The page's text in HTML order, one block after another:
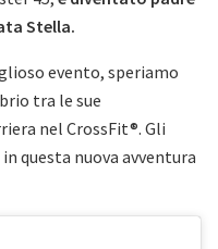
Stella.
evento, speriamo
tra le sue
nel CrossFit®. Gli
questa nuova avventura